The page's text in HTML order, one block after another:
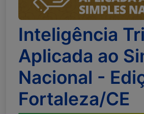
Inteligência
Aplicada ao
Nacional -
Fortaleza/CE